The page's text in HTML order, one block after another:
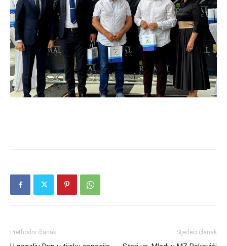
Prethodni članak Sljedeći članak